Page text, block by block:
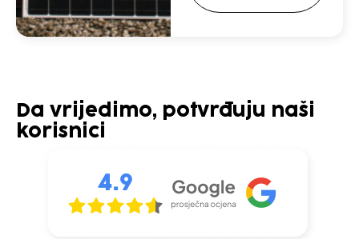
Da vrijedimo, potvrđuju naši
korisnici